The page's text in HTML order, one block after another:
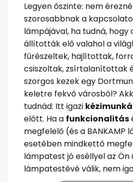
Legyen őszinte: nem
szorosabbnak a
lámpájával, ha tudná, hogy
állították elő valahol a
fűrészeltek, hajlítottak,
csiszoltak, zsírtalanítottak
szorgos kezek egy
keletre fekvő városból?
tudnád: Itt igazi
előtt. Ha a funkcionalitás
megfelelő (és a BANKAMP
esetében mindkettő
lámpatest jó eséllyel az Ön
lámpatestévé válik, nem